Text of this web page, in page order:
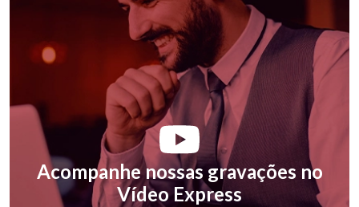
Acompanhe nossas gravações no
Vídeo Express